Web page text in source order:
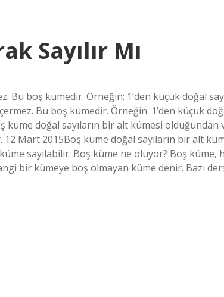
Sayılır Mı
Bu boş kümedir. Örneğin: 1’den küçük doğal
Bu boş kümedir. Örneğin: 1’den küçük
küme doğal sayıların bir alt kümesi olduğundan
Mart 2015Boş küme doğal sayıların bir alt
sayılabilir. Boş küme ne oluyor? Boş küme,
bir kümeye boş olmayan küme denir. Bazı